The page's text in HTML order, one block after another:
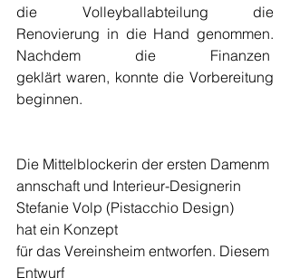
die Volleyballabteilung die
Renovierung in die Hand genommen.
Nachdem die Finanzen
geklärt waren, konnte die Vorbereitung
beginnen.
Die Mittelblockerin der ersten Damenm
annschaft und Interieur-Designerin
Stefanie Volp (Pistacchio Design)
hat ein Konzept
für das Vereinsheim entworfen. Diesem
Entwurf